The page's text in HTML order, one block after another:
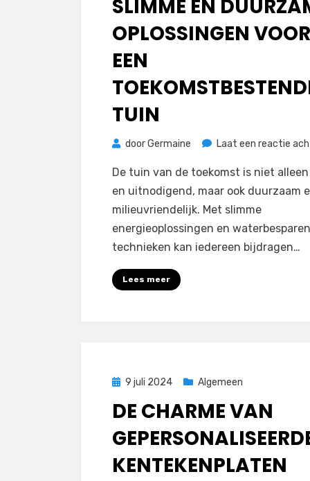
SLIMME EN
OPLOSSINGEN VOOR
EEN
TUIN
doorGermaine Laat een reactie
De tuin van de toekomst is niet alleen
en uitnodigend, maar ook duurzaam
milieuvriendelijk. Met slimme
energieoplossingen en
technieken kan iedereen bijdragen…
Lees meer
Geplaatst
9 juli 2024 Algemeen
DE CHARME VAN
KENTEKENPLATEN